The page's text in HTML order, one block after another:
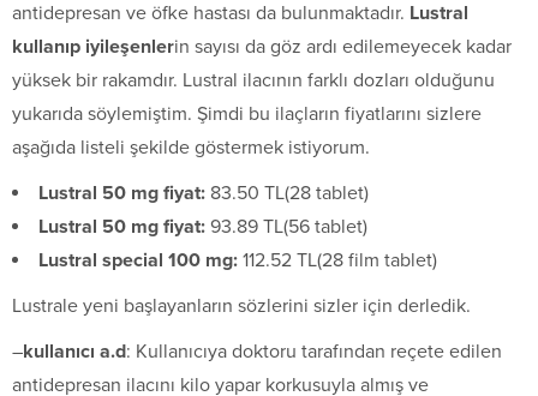
antidepresan ve öfke hastası da bulunmaktadır. Lustral
kullanıp iyileşenlerin sayısı da göz ardı edilemeyecek kadar
yüksek bir rakamdır. Lustral ilacının farklı dozları olduğunu
yukarıda söylemiştim. Şimdi bu ilaçların fiyatlarını sizlere
aşağıda listeli şekilde göstermek istiyorum.
Lustral 50 mg fiyat: 83.50 TL(28 tablet)
Lustral 50 mg fiyat: 93.89 TL(56 tablet)
Lustral special 100 mg: 112.52 TL(28 film tablet)
Lustrale yeni başlayanların sözlerini sizler için derledik.
–kullanıcı a.d: Kullanıcıya doktoru tarafından reçete edilen
antidepresan ilacını kilo yapar korkusuyla almış ve